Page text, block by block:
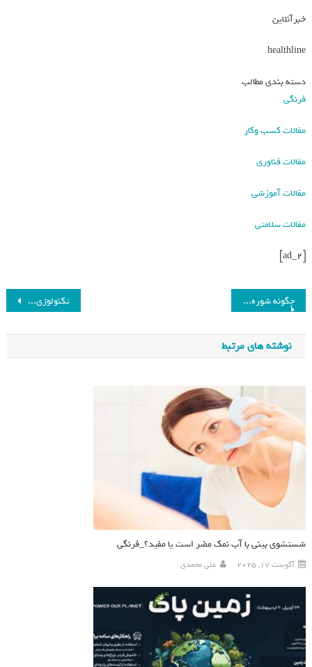
خبرآنلاین
healthline
دسته بندی مطالب
فرنگی
مقالات کسب وکار
مقالات فناوری
مقالات آموزشی
مقالات سلامتی
[ad_2]
تکنولوژی‌های نوین در رزرو هتل_فرنگی چگونه شوره سر را درمان کنیم؟_فرنگی
نوشته های مرتبط
شستشوی بینی با آب نمک مضر است یا مفید؟_فرنگی
آگوست 17, 2025 علی محمدی